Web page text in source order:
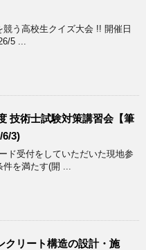
競う高校生クイズ大会 !! 開催日
5 ...
技術士試験対策講習会【筆
6/3)
ド受付をしていただいた現地参
を満たす(開 ...
クリート構造の設計・施